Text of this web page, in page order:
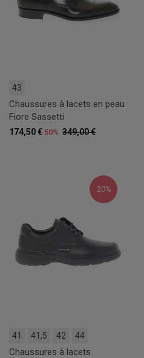
43
Chaussures à lacets en peau
Fiore Sassetti
349,00 €
174,50 € 50%
20%
41 41,5 42 44
Chaussures à lacets